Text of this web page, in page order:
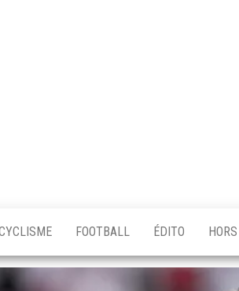
FOOTBALL ÉDITO